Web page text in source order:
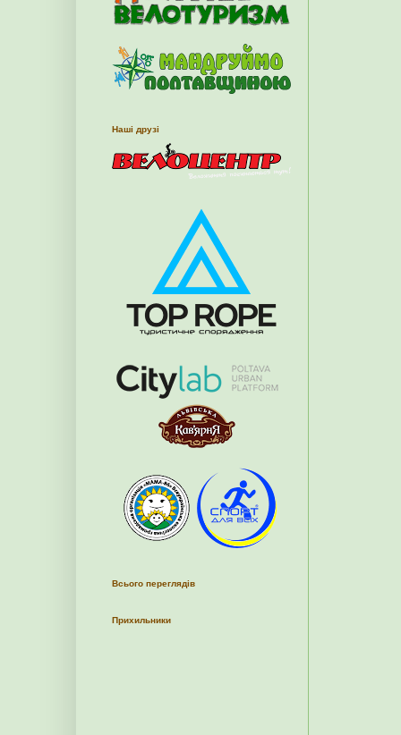
Наші друзі
Всього переглядів
Прихильники